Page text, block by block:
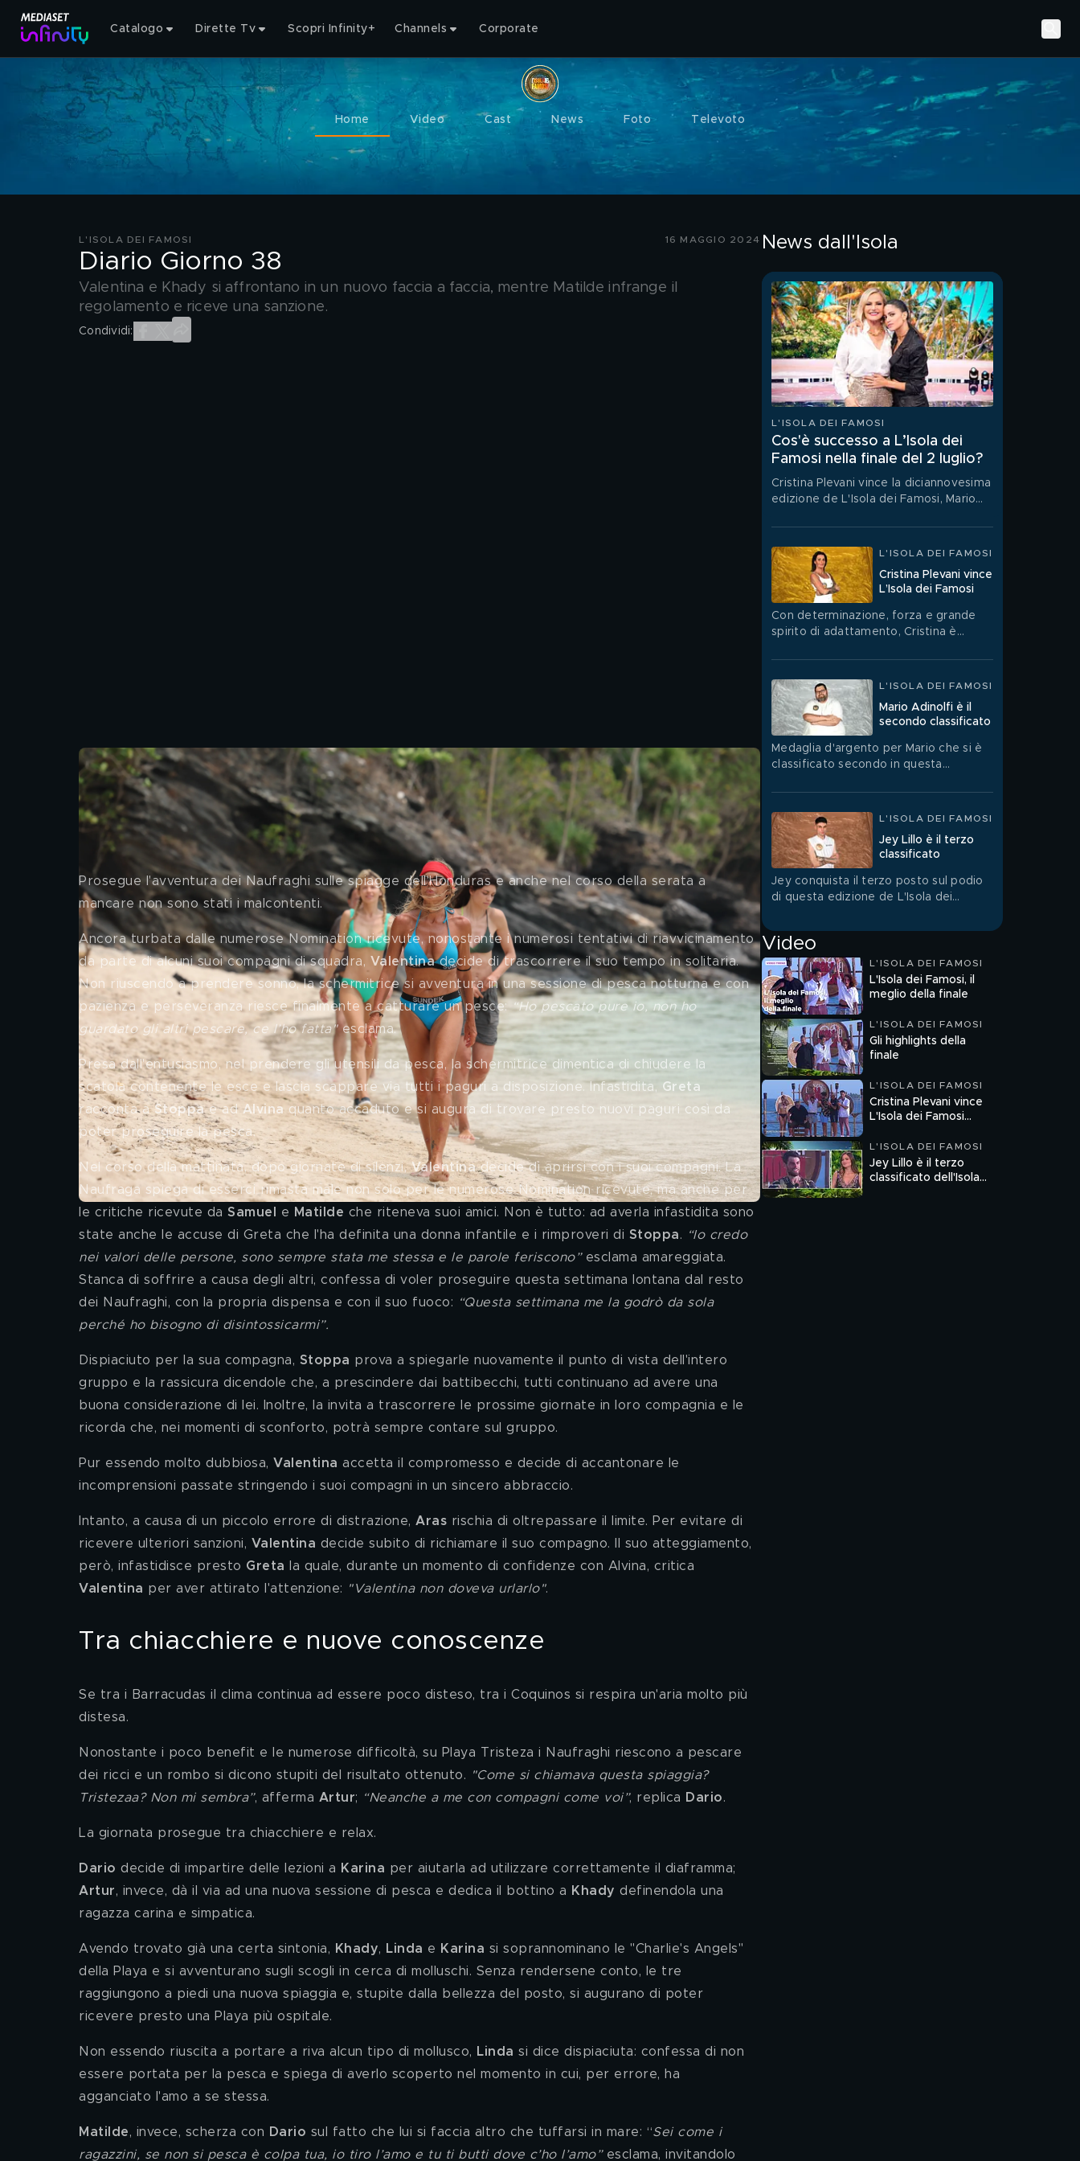
Catalogo Dirette Tv Scopri Infinity+ Channels Corporate
Home Video Cast News Foto Televoto
L'ISOLA DEI FAMOSI 16 MAGGIO 2024
Diario Giorno 38
Valentina e Khady si affrontano in un nuovo faccia a faccia, mentre Matilde infrange il
regolamento e riceve una sanzione.
Condividi:
Il chiarimento tra Valentina e il gruppo dei
Barracudas
Prosegue l'avventura dei Naufraghi sulle spiagge dell'Honduras e anche nel corso della serata a
mancare non sono stati i malcontenti.
Ancora turbata dalle numerose Nomination ricevute, nonostante i numerosi tentativi di riavvicinamento
da parte di alcuni suoi compagni di squadra, Valentina decide di trascorrere il suo tempo in solitaria.
Non riuscendo a prendere sonno, la schermitrice si avventura in una sessione di pesca notturna e con
pazienza e perseveranza riesce finalmente a catturare un pesce: “Ho pescato pure io, non ho
guardato gli altri pescare, ce l’ho fatta" esclama.
Presa dall'entusiasmo, nel prendere gli utensili da pesca, la schermitrice dimentica di chiudere la
scatola contenente le esce e lascia scappare via tutti i paguri a disposizione. Infastidita, Greta
racconta a Stoppa e ad Alvina quanto accaduto e si augura di trovare presto nuovi paguri così da
poter proseguire la pesca.
Nel corso della mattinata, dopo giornate di silenzi, Valentina decide di aprirsi con i suoi compagni. La
Naufraga spiega di esserci rimasta male non solo per le numerose Nomination ricevute, ma anche per
le critiche ricevute da Samuel e Matilde che riteneva suoi amici. Non è tutto: ad averla infastidita sono
state anche le accuse di Greta che l'ha definita una donna infantile e i rimproveri di Stoppa.
“Io credo
nei valori delle persone, sono sempre stata me stessa e le parole feriscono” esclama amareggiata.
Stanca di soffrire a causa degli altri, confessa di voler proseguire questa settimana lontana dal resto
dei Naufraghi, con la propria dispensa e con il suo fuoco:
“Questa settimana me la godrò da sola
perché ho bisogno di disintossicarmi”.
Dispiaciuto per la sua compagna, Stoppa prova a spiegarle nuovamente il punto di vista dell'intero
gruppo e la rassicura dicendole che, a prescindere dai battibecchi, tutti continuano ad avere una
buona considerazione di lei. Inoltre, la invita a trascorrere le prossime giornate in loro compagnia e le
ricorda che, nei momenti di sconforto, potrà sempre contare sul gruppo.
Pur essendo molto dubbiosa, Valentina accetta il compromesso e decide di accantonare le
incomprensioni passate stringendo i suoi compagni in un sincero abbraccio.
Intanto, a causa di un piccolo errore di distrazione, Aras rischia di oltrepassare il limite. Per evitare di
ricevere ulteriori sanzioni, Valentina decide subito di richiamare il suo compagno. Il suo atteggiamento,
però, infastidisce presto Greta
la quale, durante un momento di confidenze con Alvina, critica
Valentina per aver attirato l'attenzione: "Valentina non doveva urlarlo".
Tra chiacchiere e nuove conoscenze
Se tra i Barracudas il clima continua ad essere poco disteso, tra i Coquinos si respira un'aria molto più
distesa.
Nonostante i poco benefit e le numerose difficoltà, su Playa Tristeza i Naufraghi riescono a pescare
dei ricci e un rombo si dicono stupiti del risultato ottenuto.
"Come si chiamava questa spiaggia?
Tristezaa? Non mi sembra”, afferma Artur; “Neanche a me con compagni come voi”, replica Dario.
La giornata prosegue tra chiacchiere e relax.
Dario decide di impartire delle lezioni a Karina per aiutarla ad utilizzare correttamente il diaframma;
Artur, invece, dà il via ad una nuova sessione di pesca e dedica il bottino a Khady definendola una
ragazza carina e simpatica.
Avendo trovato già una certa sintonia, Khady, Linda e Karina si soprannominano le "Charlie's Angels"
della Playa e si avventurano sugli scogli in cerca di molluschi. Senza rendersene conto, le tre
raggiungono a piedi una nuova spiaggia e, stupite dalla bellezza del posto, si augurano di poter
ricevere presto una Playa più ospitale.
Non essendo riuscita a portare a riva alcun tipo di mollusco, Linda si dice dispiaciuta: confessa di non
essere portata per la pesca e spiega di averlo scoperto nel momento in cui, per errore, ha
agganciato l'amo a se stessa.
Matilde, invece, scherza con Dario sul fatto che lui si faccia altro che tuffarsi in mare: “Sei come i
ragazzini, se non si pesca è colpa tua, io tiro l’amo e tu ti butti dove c’ho l’amo” esclama, invitandolo
News dall'Isola
L'ISOLA DEI FAMOSI
Cos'è successo a L’Isola dei
Famosi nella finale del 2 luglio?
Cristina Plevani vince la diciannovesima
edizione de L'Isola dei Famosi, Mario
mentre Jey Lillo è il terzo classificato.
L'ISOLA DEI FAMOSI
Cristina Plevani vince
L’Isola dei Famosi
Con determinazione, forza e grande
spirito di adattamento, Cristina è
L’Isola dei Famosi.
L'ISOLA DEI FAMOSI
Mario Adinolfi è il
secondo classificato
Medaglia d'argento per Mario che si è
classificato secondo in questa
Famosi.
L'ISOLA DEI FAMOSI
Jey Lillo è il terzo
classificato
Jey conquista il terzo posto sul podio
di questa edizione de L'Isola dei
Video
L'ISOLA DEI FAMOSI
L'Isola dei Famosi, il
meglio della finale
L'ISOLA DEI FAMOSI
Gli highlights della
finale
L'ISOLA DEI FAMOSI
Cristina Plevani vince
L'Isola dei Famosi
L'ISOLA DEI FAMOSI
Jey Lillo è il terzo
classificato dell'Isola